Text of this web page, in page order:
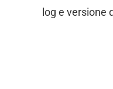
log e versione